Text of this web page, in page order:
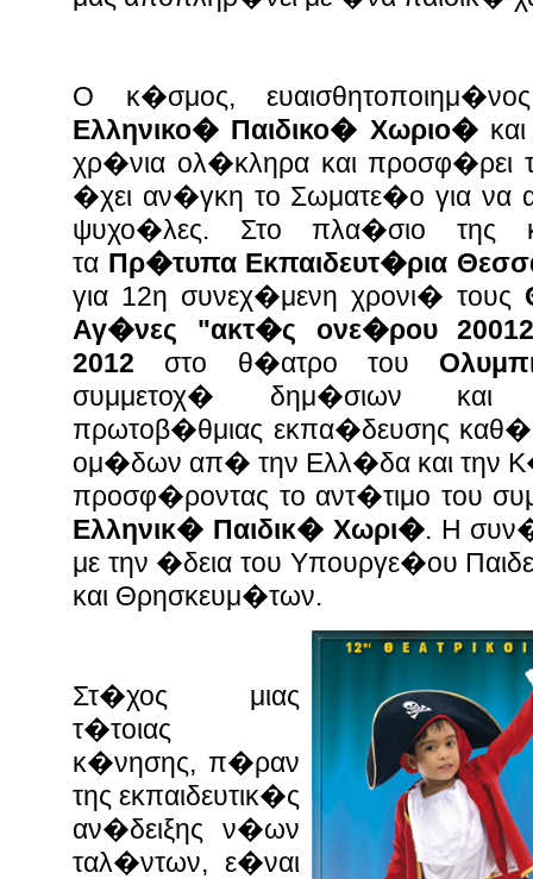
Ο κ�σμος,
Ελληνικο� Παιδικο� Χωριο�και
χρ�νια ολ�κληρα και
�χει αν�γκη το Σωματε�ο για να
ψυχο�λες. Στο πλα�σιο της
τα Πρ�τυπα Εκπαιδευτ�ρια
για 12η συνεχ�μενη χρονι� τους
Αγ�νες
"ακτ�ς ονε�ρου
2012 στο θ�ατρο του
συμμετοχ� δημ�σιων και
πρωτοβ�θμιας εκπα�δευσης
ομ�δων απ� την Ελλ�δα και την
προσφ�ροντας το αντ�τιμο του
Ελληνικ� Παιδικ� Χωρι�. Η
με την �δεια του Υπουργε�ου
και Θρησκευμ�των.
Στ�χος μιας
τ�τοιας
κ�νησης, π�ραν
της εκπαιδευτικ�ς
αν�δειξης ν�ων
ταλ�ντων, ε�ναι